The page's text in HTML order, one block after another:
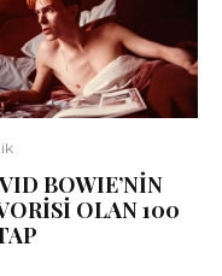
BOWIE’NİN
OLAN 100